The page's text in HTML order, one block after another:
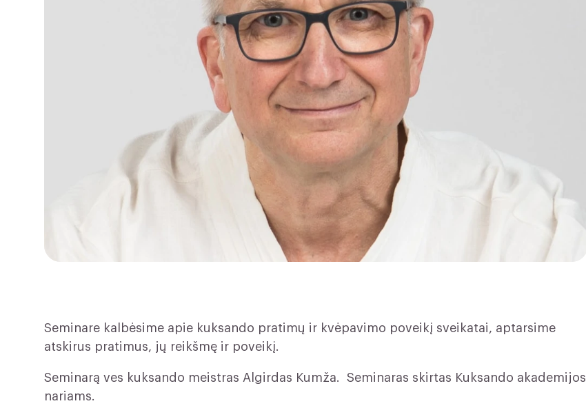
Seminare kalbėsime apie kuksando pratimų ir kvėpavimo poveikį sveikatai, aptarsime
atskirus pratimus, jų reikšmę ir poveikį.
Seminarą ves kuksando meistras Algirdas Kumža. Seminaras skirtas Kuksando akademijos
nariams.